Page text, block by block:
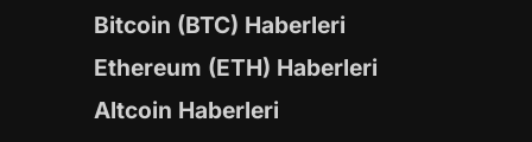
Bitcoin (BTC) Haberleri
Ethereum (ETH) Haberleri
Altcoin Haberleri